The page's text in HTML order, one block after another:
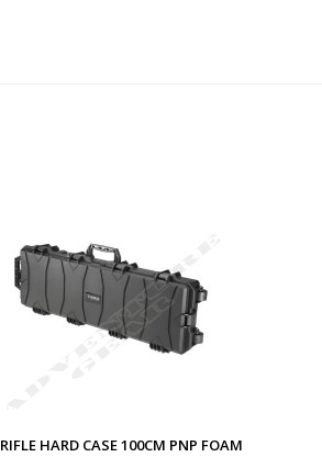
RIFLE HARD CASE 100CM PNP FOAM